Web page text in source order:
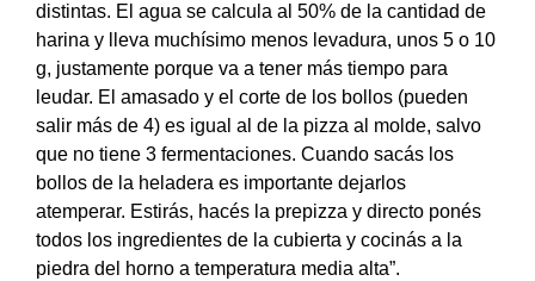
distintas. El agua se calcula al 50% de la cantidad de
harina y lleva muchísimo menos levadura, unos 5 o 10
g, justamente porque va a tener más tiempo para
leudar. El amasado y el corte de los bollos (pueden
salir más de 4) es igual al de la pizza al molde, salvo
que no tiene 3 fermentaciones. Cuando sacás los
bollos de la heladera es importante dejarlos
atemperar. Estirás, hacés la prepizza y directo ponés
todos los ingredientes de la cubierta y cocinás a la
piedra del horno a temperatura media alta”.